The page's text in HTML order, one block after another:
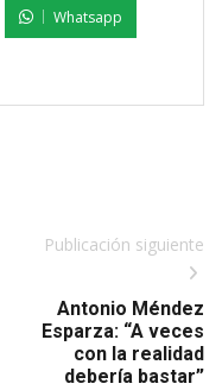
Whatsapp
Publicación siguiente
Antonio Méndez
Esparza: “A veces
con la realidad
debería bastar”